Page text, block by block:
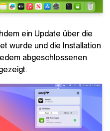
ein Update über die
wurde und die Installation
abgeschlossenen